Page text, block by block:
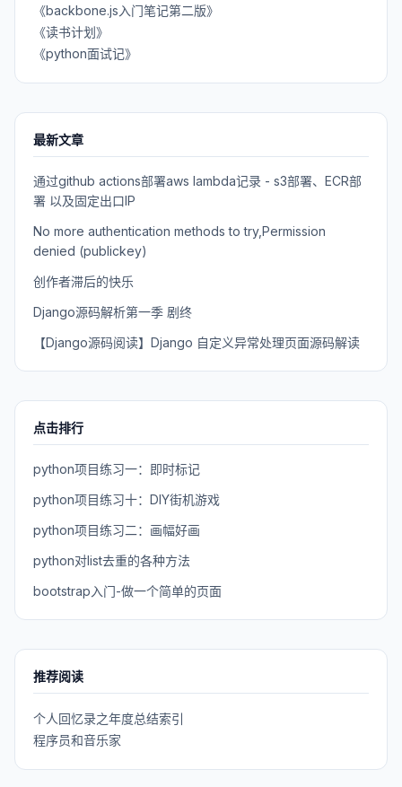
《backbone.js入门笔记第二版》
《读书计划》
《python面试记》
最新文章
通过github actions部署aws lambda记录 - s3部署、ECR部
署 以及固定出口IP
No more authentication methods to try,Permission
denied (publickey)
创作者滞后的快乐
Django源码解析第一季 剧终
【Django源码阅读】Django 自定义异常处理页面源码解读
点击排行
python项目练习一：即时标记
python项目练习十：DIY街机游戏
python项目练习二：画幅好画
python对list去重的各种方法
bootstrap入门-做一个简单的页面
推荐阅读
个人回忆录之年度总结索引
程序员和音乐家